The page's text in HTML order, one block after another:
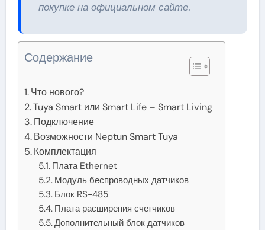
покупке на официальном сайте.
Содержание
Что нового?
Tuya Smart или Smart Life – Smart Living
Подключение
Возможности Neptun Smart Tuya
Комплектация
Плата Ethernet
Модуль беспроводных датчиков
Блок RS-485
Плата расширения счетчиков
Дополнительный блок датчиков